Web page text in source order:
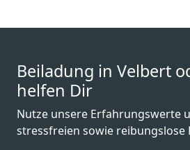
Beiladung in Velbert
helfen Dir
Nutze unsere Erfahrungswerte
stressfreien sowie reibungslose